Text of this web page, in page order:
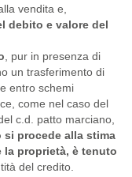
vendita e,
debito e valore del
, pur in presenza di
un trasferimento di
entro schemi
come nel caso del
c.d. patto marciano,
si procede alla stima
la proprietà, è tenuto
del credito.